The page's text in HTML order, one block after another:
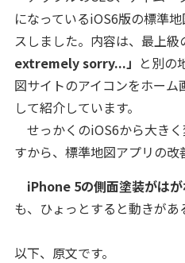
になっているiOS6版の標準
スしました。内容は、最上級
extremely sorry...」 と別の
図サイトのアイコンをホーム
して紹介しています。
せっかくのiOS6から大き
すから、標準地図アプリの改
iPhone 5の側面塗装がは
も、ひょっとすると動きが
以下、原文です。